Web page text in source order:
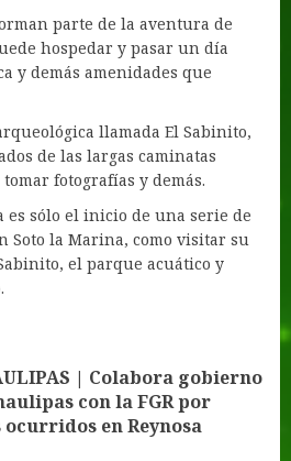
parte de la aventura de
hospedar y pasar un día
y demás amenidades que
llamada El Sabinito,
de las largas caminatas
fotografías y demás.
es sólo el inicio de una serie de
Soto la Marina, como visitar su
el parque acuático y
| Colabora gobierno
con la FGR por
ocurridos en Reynosa